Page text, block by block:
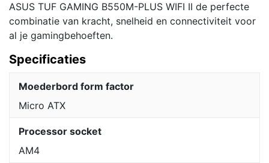
ASUS TUF GAMING B550M-PLUS WIFI II de perfecte
combinatie van kracht, snelheid en connectiviteit voor
al je gamingbehoeften.
Specificaties
Moederbord form factor
Micro ATX
Processor socket
AM4